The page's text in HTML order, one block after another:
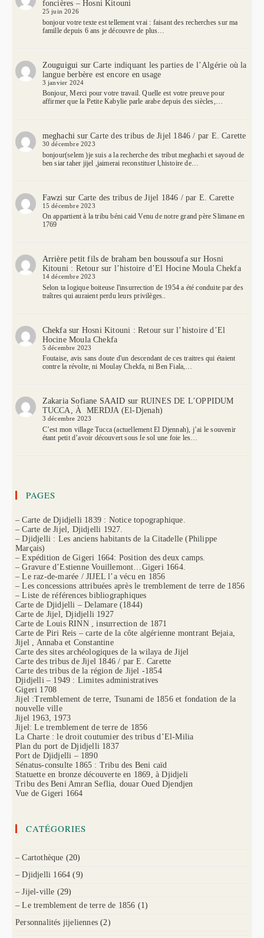
foncières – Hosni Kitouni
25 juin 2026
bonjour votre texte est tellement vrai : faisant des recherches sur ma
famille depuis 6 ans je découvre de plus…
Zouguigui surCarte indiquant les parties de l’Algérie où la
langue berbère est encore en usage
3 janvier 2024
Bonjour, Merci pour votre travail. Quelle est votre preuve pour
affirmer que la Petite Kabylie parle arabe depuis des siècles,…
meghachi surCarte des tribus de Jijel 1846 / par E. Carette
30 décembre 2023
bonjour(selem )je suis a la recherche des tribut meghachi et sayoud de
ben siar taher jijel ,jaimerai reconstituer l,histoire de…
Fawzi sur Carte des tribus de Jijel 1846 / par E. Carette
15 décembre 2023
On appartient à la tribu béni caid Venu de notre grand père Slimane en
1769
Arrière petit fils de braham ben boussoufasur Hosni
Kitouni : Retour sur l’histoire d’El Hocine Moula Chekfa
14 décembre 2023
Selon ta logique boiteuse l'insurrection de 1954 a été conduite par des
traîtres qui auraient perdu leurs privilèges..
Chekfasur Hosni Kitouni : Retour sur l’histoire d’El
Hocine Moula Chekfa
5 décembre 2023
Foutaise, avis sans doute d'un descendant de ces traitres qui étaient
contre la révolte, ni Moulay Chekfa, ni Ben Fiala,…
Zakaria Sofiane SAAID sur RUINES DE L’OPPIDUM
TUCCA, À MERDJA (El-Djenah)
3 décembre 2023
C’est mon village Tucca (actuellement El Djennah), j’ai le souvenir
étant petit d’avoir découvert sous le sol une foie les…
PAGES
– Carte de Djidjelli 1839 : Notice topographique.
– Carte de Jijel, Djidjelli 1927.
– Djidjelli : Les anciens habitants de la Citadelle (Philippe
Marçais)
– Expédition de Gigeri 1664: Position des deux camps.
– Gravure d’Estienne Vouillemont…Gigeri 1664.
– Le raz-de-marée / JIJEL l’a vécu en 1856
– Les concessions attribuées après le tremblement de terre de 1856
– Liste de références bibliographiques
Carte de Djidjelli – Delamare (1844)
Carte de Jijel, Djidjelli 1927
Carte de Louis RINN , insurrection de 1871
Carte de Piri Reis – carte de la côte algérienne montrant Bejaia,
Jijel , Annaba et Constantine
Carte des sites archéologiques de la wilaya de Jijel
Carte des tribus de Jijel 1846 / par E. Carette
Carte des tribus de la région de Jijel -1854
Djidjelli – 1949 : Limites administratives
Gigeri 1708
Jijel :Tremblement de terre, Tsunami de 1856 et fondation de la
nouvelle ville
Jijel 1963, 1973
Jijel: Le tremblement de terre de 1856
La Charte : le droit coutumier des tribus d’El-Milia
Plan du port de Djidjelli 1837
Port de Djidjelli – 1890
Sénatus-consulte 1865 : Tribu des Beni caïd
Statuette en bronze découverte en 1869, à Djidjeli
Tribu des Beni Amran Seflia, douar Oued Djendjen
Vue de Gigeri 1664
CATÉGORIES
– Cartothèque (20)
– Djidjelli 1664 (9)
– Jijel-ville (29)
– Le tremblement de terre de 1856 (1)
Personnalités jijeliennes (2)